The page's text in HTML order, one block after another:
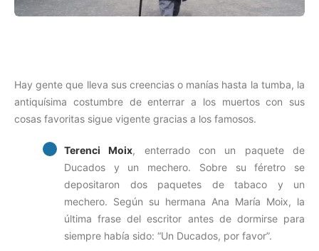
Hay gente que lleva sus creencias o manías hasta la tumba, la
antiquísima costumbre de enterrar a los muertos con sus
cosas favoritas sigue vigente gracias a los famosos.
Terenci Moix, enterrado con un paquete de
Ducados y un mechero. Sobre su féretro se
depositaron dos paquetes de tabaco y un
mechero. Según su hermana Ana María Moix, la
última frase del escritor antes de dormirse para
siempre había sido: “Un Ducados, por favor”.